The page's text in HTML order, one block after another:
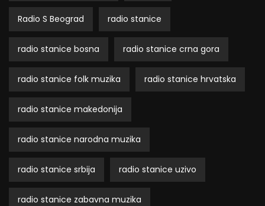
Radio S Beograd radio stanice
radio stanice bosna radio stanice crna gora
radio stanice folk muzika radio stanice hrvatska
radio stanice makedonija
radio stanice narodna muzika
radio stanice srbija radio stanice uzivo
radio stanice zabavna muzika